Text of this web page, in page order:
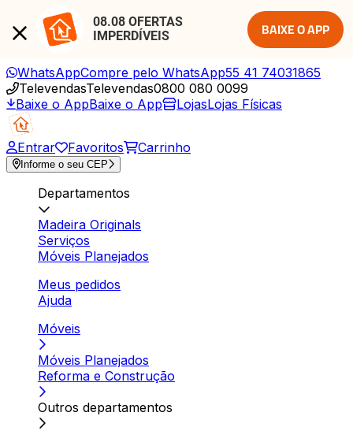
08.08 OFERTAS
IMPERDÍVEIS
BAIXE O APP
WhatsAppCompre pelo WhatsApp55 41 74031865
TelevendasTelevendas0800 080 0099
Baixe o AppBaixe o App LojasLojas Físicas
Entrar Favoritos Carrinho
Informe o seu CEP
Departamentos
Madeira Originals
Serviços
Móveis Planejados
Meus pedidos
Ajuda
Móveis
Móveis Planejados
Reforma e Construção
Outros departamentos